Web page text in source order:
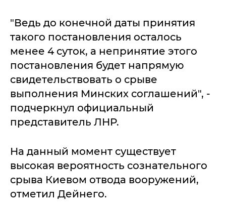
"Ведь до конечной даты принятия
такого постановления осталось
менее 4 суток, а непринятие этого
постановления будет напрямую
свидетельствовать о срыве
выполнения Минских соглашений", -
подчеркнул официальный
представитель ЛНР.
На данный момент существует
высокая вероятность сознательного
срыва Киевом отвода вооружений,
отметил Дейнего.